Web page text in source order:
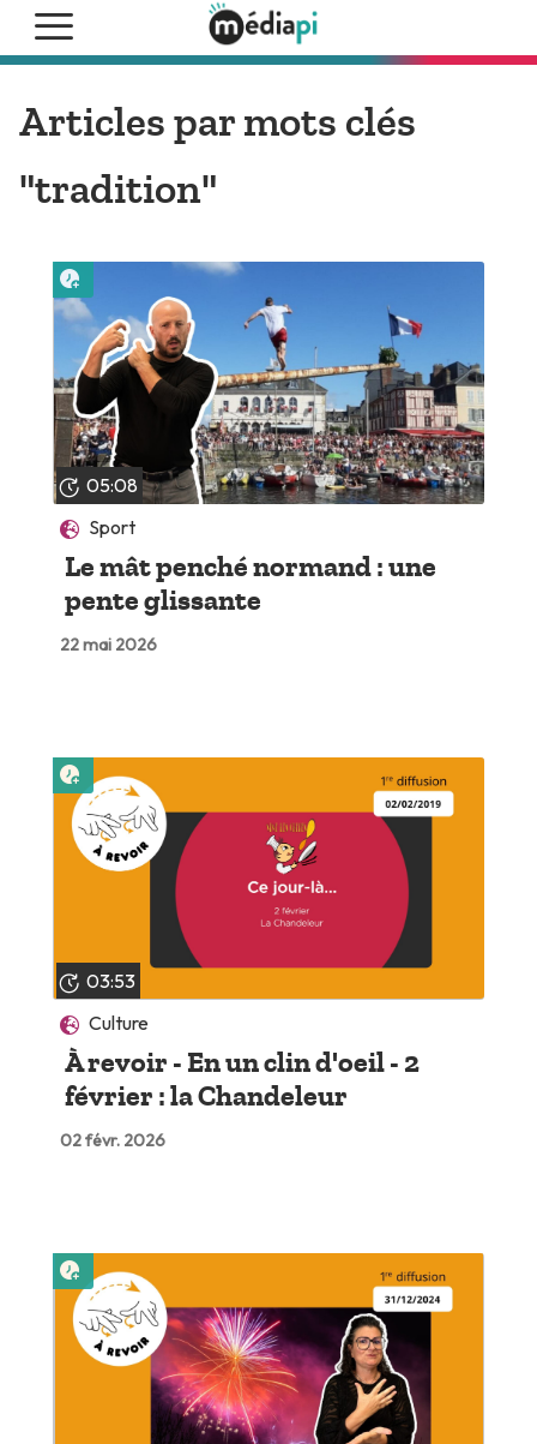
Articles par mots clés
"tradition"
05:08
Sport
Le mât penché normand : une
pente glissante
22 mai 2026
Lire plus tard
03:53
Culture
À revoir - En un clin d'oeil - 2
février : la Chandeleur
02 févr. 2026